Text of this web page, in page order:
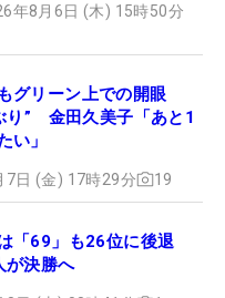
年8月6日 (木) 15時50分
グリーン上での開眼
り” 金田久美子「あと1
い」
7日 (金) 17時29分 19
「69」も26位に後退
が決勝へ